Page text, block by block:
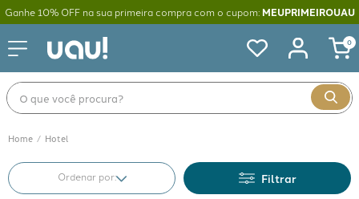
Ganhe 10% OFF na sua primeira compra com o cupom: MEUPRIMEIROUAU
0
O que você procura?
Hotel
Filtrar